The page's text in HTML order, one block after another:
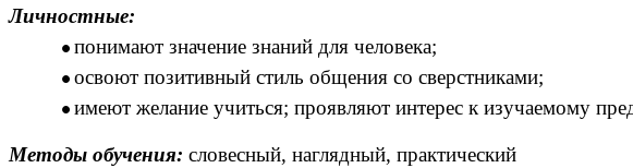
Личностные:
понимают значение знаний для человека;
освоют позитивный стиль общения со сверстниками;
имеют желание учиться; проявляют интерес к изучаемому
Методы обучения: словесный, наглядный, практический